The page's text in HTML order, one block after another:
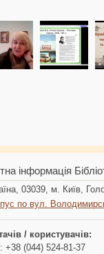
інформація
03039, м. Київ,
по вул.
/ користувачів:
+38 (044) 524-81-37